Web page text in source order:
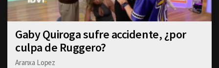
Gaby Quiroga sufre accidente, ¿por
culpa de Ruggero?
Aranxa Lopez